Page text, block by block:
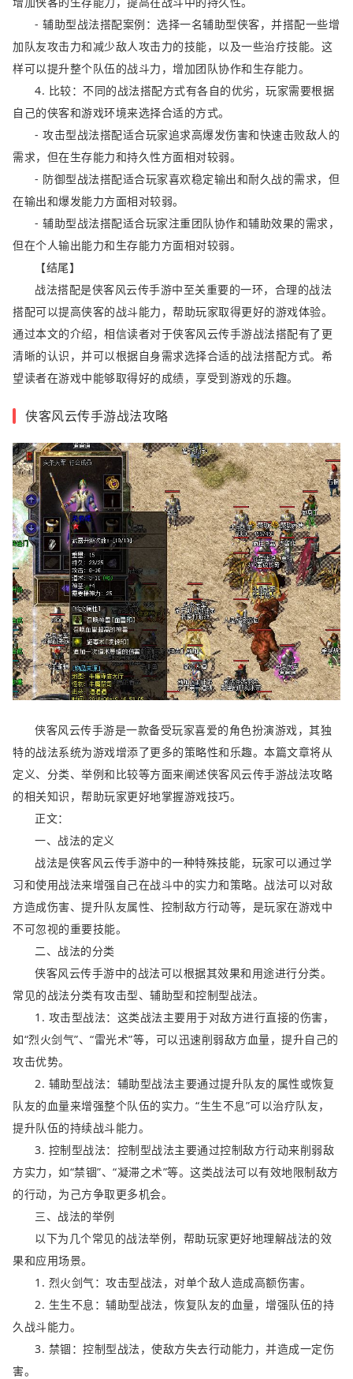
- 辅助型战法搭配案例：选择一名辅助型侠客，并搭配一些增
加队友攻击力和减少敌人攻击力的技能，以及一些治疗技能。这
样可以提升整个队伍的战斗力，增加团队协作和生存能力。
4. 比较：不同的战法搭配方式有各自的优劣，玩家需要根据
自己的侠客和游戏环境来选择合适的方式。
- 攻击型战法搭配适合玩家追求高爆发伤害和快速击败敌人的
需求，但在生存能力和持久性方面相对较弱。
- 防御型战法搭配适合玩家喜欢稳定输出和耐久战的需求，但
在输出和爆发能力方面相对较弱。
- 辅助型战法搭配适合玩家注重团队协作和辅助效果的需求，
但在个人输出能力和生存能力方面相对较弱。
【结尾】
战法搭配是侠客风云传手游中至关重要的一环，合理的战法
搭配可以提高侠客的战斗能力，帮助玩家取得更好的游戏体验。
通过本文的介绍，相信读者对于侠客风云传手游战法搭配有了更
清晰的认识，并可以根据自身需求选择合适的战法搭配方式。希
望读者在游戏中能够取得好的成绩，享受到游戏的乐趣。
侠客风云传手游战法攻略
侠客风云传手游是一款备受玩家喜爱的角色扮演游戏，其独
特的战法系统为游戏增添了更多的策略性和乐趣。本篇文章将从
定义、分类、举例和比较等方面来阐述侠客风云传手游战法攻略
的相关知识，帮助玩家更好地掌握游戏技巧。
正文：
一、战法的定义
战法是侠客风云传手游中的一种特殊技能，玩家可以通过学
习和使用战法来增强自己在战斗中的实力和策略。战法可以对敌
方造成伤害、提升队友属性、控制敌方行动等，是玩家在游戏中
不可忽视的重要技能。
二、战法的分类
侠客风云传手游中的战法可以根据其效果和用途进行分类。
常见的战法分类有攻击型、辅助型和控制型战法。
1. 攻击型战法：这类战法主要用于对敌方进行直接的伤害，
如“烈火剑气”、“雷光术”等，可以迅速削弱敌方血量，提升自己的
攻击优势。
2. 辅助型战法：辅助型战法主要通过提升队友的属性或恢复
队友的血量来增强整个队伍的实力。“生生不息”可以治疗队友，
提升队伍的持续战斗能力。
3. 控制型战法：控制型战法主要通过控制敌方行动来削弱敌
方实力，如“禁锢”、“凝滞之术”等。这类战法可以有效地限制敌方
的行动，为己方争取更多机会。
三、战法的举例
以下为几个常见的战法举例，帮助玩家更好地理解战法的效
果和应用场景。
1. 烈火剑气：攻击型战法，对单个敌人造成高额伤害。
2. 生生不息：辅助型战法，恢复队友的血量，增强队伍的持
久战斗能力。
3. 禁锢：控制型战法，使敌方失去行动能力，并造成一定伤
害。